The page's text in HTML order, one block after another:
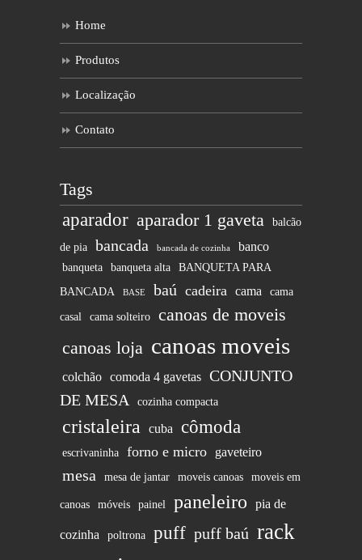
Home
Produtos
Localização
Contato
Tags
aparador aparador 1 gaveta balcão
de pia bancada bancada de cozinha banco
banqueta banqueta alta
BANQUETA PARA
BANCADA
BASE baú cadeira cama cama
casal cama solteiro
canoas de moveis
canoas loja canoas moveis
colchão comoda 4 gavetas CONJUNTO
DE MESA
cozinha compacta
cristaleira cuba cômoda
escrivaninha forno e micro gaveteiro
mesa mesa de jantar moveis canoas moveis em
canoas móveis painel paneleiro pia de
cozinha poltrona puff puff baú rack